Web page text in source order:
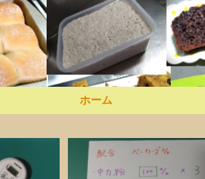
ホーム